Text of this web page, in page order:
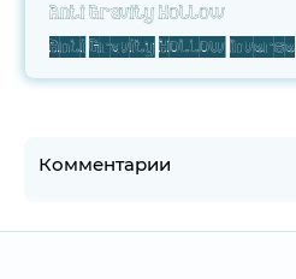
Anti Gravity Hollow
Anti Gravity Hollow Inverse
Комментарии